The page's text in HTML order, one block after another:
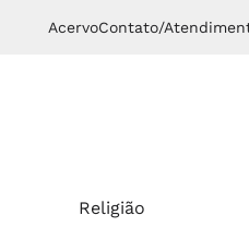
AcervoContato/
Religião